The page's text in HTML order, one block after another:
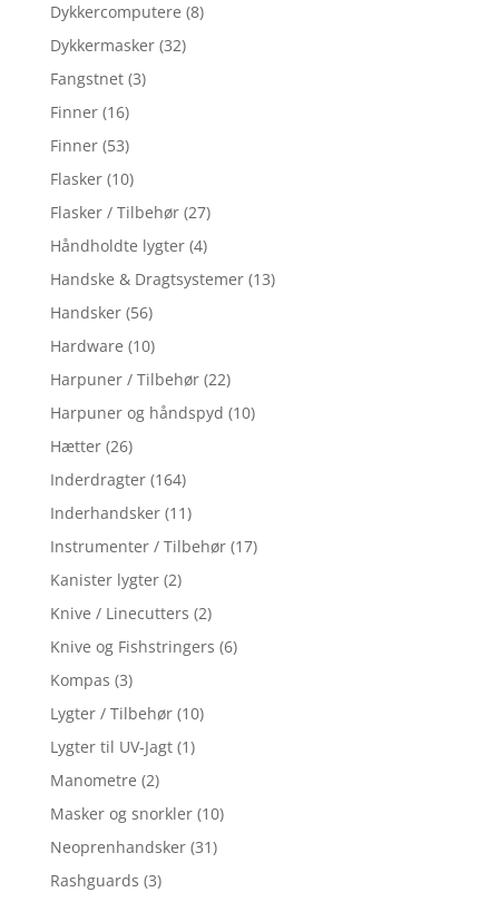
Dykkercomputere (8)
Dykkermasker (32)
Fangstnet (3)
Finner (16)
Finner (53)
Flasker (10)
Flasker / Tilbehør (27)
Håndholdte lygter (4)
Handske & Dragtsystemer (13)
Handsker (56)
Hardware (10)
Harpuner / Tilbehør (22)
Harpuner og håndspyd (10)
Hætter (26)
Inderdragter (164)
Inderhandsker (11)
Instrumenter / Tilbehør (17)
Kanister lygter (2)
Knive / Linecutters (2)
Knive og Fishstringers (6)
Kompas (3)
Lygter / Tilbehør (10)
Lygter til UV-Jagt (1)
Manometre (2)
Masker og snorkler (10)
Neoprenhandsker (31)
Rashguards (3)